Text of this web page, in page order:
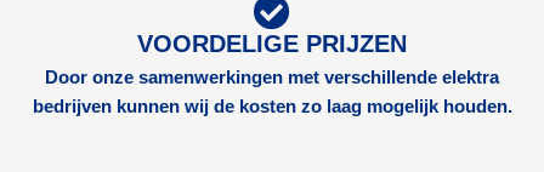
VOORDELIGE PRIJZEN
Door onze samenwerkingen met verschillende elektra
bedrijven kunnen wij de kosten zo laag mogelijk houden.